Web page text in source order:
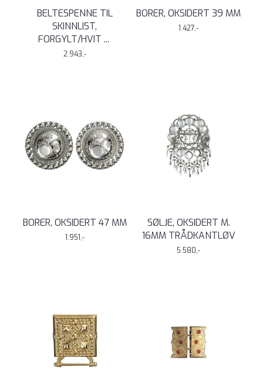
BELTESPENNE TIL
SKINNLIST,
FORGYLT/HVIT ...
2.943,-
BORER, OKSIDERT 39 MM
1.427,-
BORER, OKSIDERT 47 MM
1.951,-
SØLJE, OKSIDERT M.
16MM TRÅDKANTLØV
5.580,-